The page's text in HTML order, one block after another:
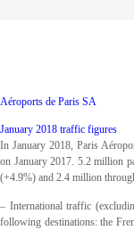
Aéroports de Paris SA
January 2018 traffic figures
In January 2018, Paris
on January 2017. 5.2 million
(+4.9%) and 2.4 million
– International traffic
following destinations: the